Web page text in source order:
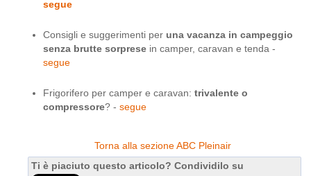
segue
Consigli e suggerimenti per una vacanza in campeggio
senza brutte sorprese in camper, caravan e tenda -
segue
Frigorifero per camper e caravan:trivalente o
compressore? -segue
Torna alla sezione ABC Pleinair
Ti è piaciuto questo articolo? Condividilo su